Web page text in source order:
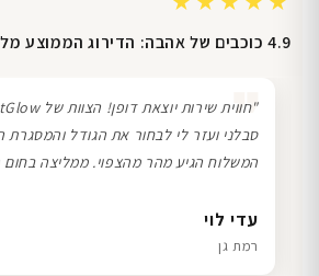
4.9 כוכבים של אהבה: הדירוג הממוצע מלקוחות מאושרים
שרון כהן
תל אביב
❞
סבלני ועזר לי לבחור את הגודל והמסגרת
המשלוח הגיע מהר מהצפוי. ממליצה בחום
עדי לוי
רמת גן
דנה גל
חיפה
ליאת ויוסי מ.
הוד השרון